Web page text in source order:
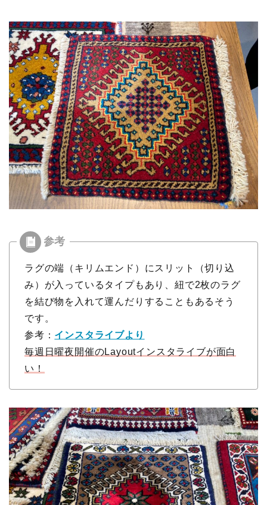
ラグの端（キリムエンド）にスリット（切り込
み）が入っているタイプもあり、紐で2枚のラグ
を結び物を入れて運んだりすることもあるそう
です。
参考： インスタライブより
毎週日曜夜開催のLayoutインスタライブが面白
い！